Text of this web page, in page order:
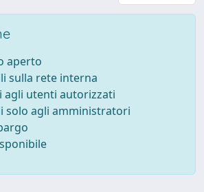
aperto
sulla rete interna
agli utenti autorizzati
solo agli amministratori